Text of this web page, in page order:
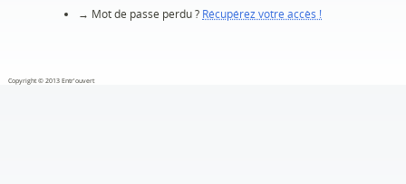
→ Mot de passe perdu ? Récupérez votre accès !
Copyright © 2013 Entr'ouvert